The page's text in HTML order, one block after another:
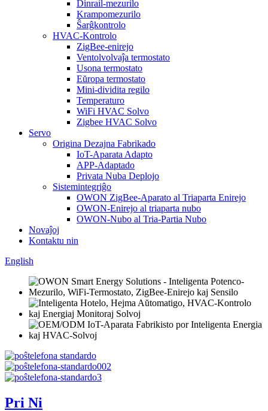
Dinrail-mezurilo
Krampomezurilo
Ŝarĝkontrolo
HVAC-Kontrolo
ZigBee-enirejo
Ventolvolvaĵa termostato
Usona termostato
Eŭropa termostato
Mini-dividita regilo
Temperaturo
WiFi HVAC Solvo
Zigbee HVAC Solvo
Servo
Origina Dezajna Fabrikado
IoT-Aparata Adapto
APP-Adaptado
Privata Nuba Deplojo
Sistemintegriĝo
OWON ZigBee-Aparato al Triaparta Enirejo
OWON-Enirejo al triaparta nubo
OWON-Nubo al Tria-Partia Nubo
Novaĵoj
Kontaktu nin
English
Pri Ni